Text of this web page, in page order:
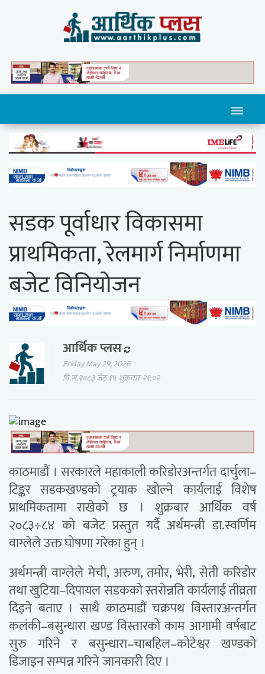
सडक पूर्वाधार विकासमा
प्राथमिकता, रेलमार्ग निर्माणमा
बजेट विनियोजन
आर्थिक प्लस
Friday May 29, 2026
वि.सं.२०८३ जेठ १५ शुक्रवार २१:०२
काठमाडौं । सरकारले महाकाली करिडोरअन्तर्गत दार्चुला–
टिङ्कर सडकखण्डको ट्रयाक खोल्ने कार्यलाई विशेष
प्राथमिकतामा राखेको छ । शुक्रबार आर्थिक वर्ष
२०८३÷८४ को बजेट प्रस्तुत गर्दै अर्थमन्त्री डा.स्वर्णिम
वाग्लेले उक्त घोषणा गरेका हुन् ।
अर्थमन्त्री वाग्लेले मेची, अरुण, तमोर, भेरी, सेती करिडोर
तथा खुटिया–दिपायल सडकको स्तरोन्नति कार्यलाई तीव्रता
दिइने बताए । साथै काठमाडौं चक्रपथ विस्तारअन्तर्गत
कलंकी–बसुन्धारा खण्ड विस्तारको काम आगामी वर्षबाट
सुरु गरिने र बसुन्धारा–चाबहिल–कोटेश्वर खण्डको
डिजाइन सम्पन्न गरिने जानकारी दिए ।